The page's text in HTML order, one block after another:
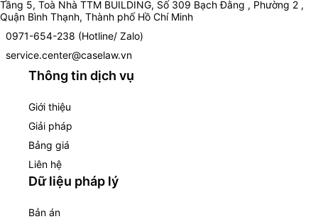
Tầng 5, Toà Nhà TTM BUILDING, Số 309 Bạch Đằng , Phường 2 ,
Quận Bình Thạnh, Thành phố Hồ Chí Minh
0971-654-238 (Hotline/ Zalo)
service.center@caselaw.vn
Thông tin dịch vụ
Giới thiệu
Giải pháp
Bảng giá
Liên hệ
Dữ liệu pháp lý
Bản án